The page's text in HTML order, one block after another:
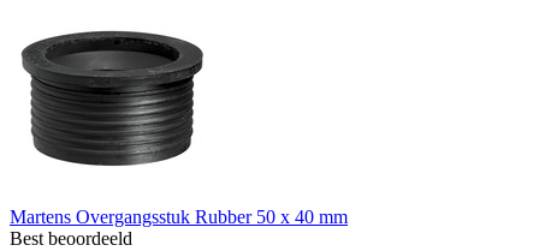
Martens Overgangsstuk Rubber 50 x 40 mm
Best beoordeeld